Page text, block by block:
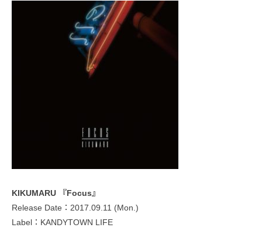
KIKUMARU 『Focus』
Release Date：2017.09.11 (Mon.)
Label：KANDYTOWN LIFE